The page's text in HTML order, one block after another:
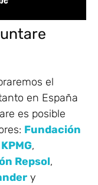
el
en España
es posible
Fundación
KPMG,
Repsol,
y